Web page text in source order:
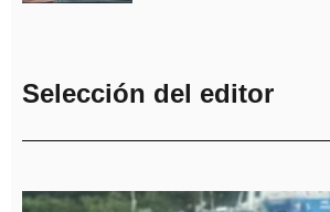
Selección del editor